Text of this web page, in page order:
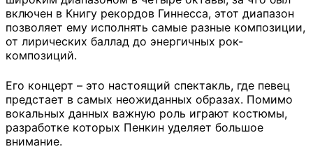
включен в Книгу рекордов Гиннесса, этот диапазон
позволяет ему исполнять самые разные композиции,
от лирических баллад до энергичных рок-
композиций.
Его концерт – это настоящий спектакль, где певец
предстает в самых неожиданных образах. Помимо
вокальных данных важную роль играют костюмы,
разработке которых Пенкин уделяет большое
внимание.